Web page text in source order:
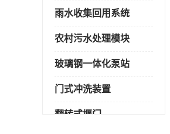
雨水收集回用系统
农村污水处理模块
玻璃钢一体化泵站
门式冲洗装置
翻转式堰门